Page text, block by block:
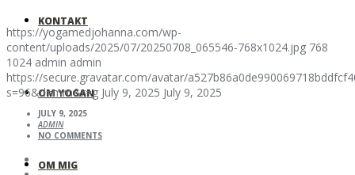
KONTAKT
OM YOGAN
OM MIG
https://yogamedjohanna.com/wp-
content/uploads/2025/07/20250708_065546-768x1024.jpg 768
1024 admin admin
https://secure.gravatar.com/avatar/
s=96&d=mm&r=g July 9, 2025 July 9, 2025
JULY 9, 2025
ADMIN
NO COMMENTS